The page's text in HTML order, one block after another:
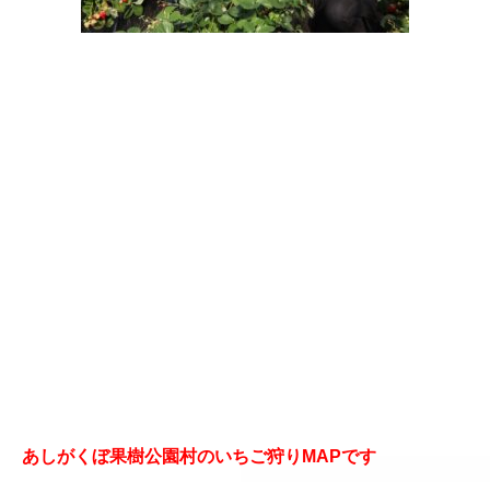
あしがくぼ果樹公園村のいちご狩りMAPです